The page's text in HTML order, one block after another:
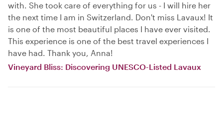
with. She took care of everything for us - I will hire her
the next time I am in Switzerland. Don't miss Lavaux! It
is one of the most beautiful places I have ever visited.
This experience is one of the best travel experiences I
have had. Thank you, Anna!
Vineyard Bliss: Discovering UNESCO-Listed Lavaux